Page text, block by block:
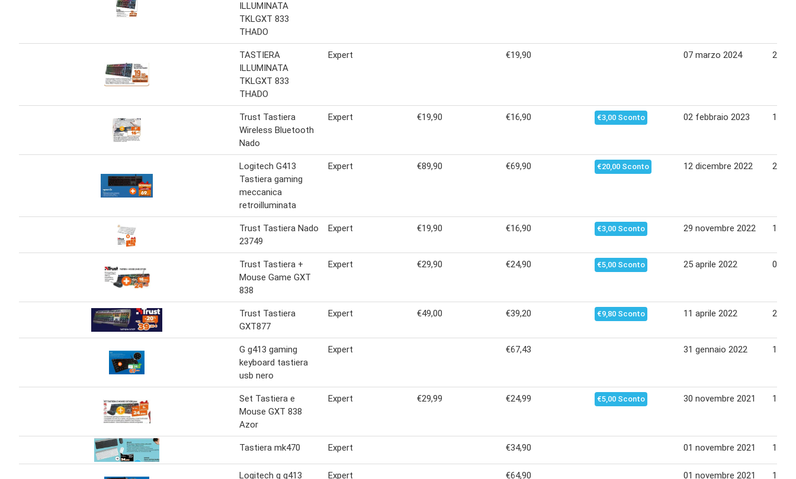
ILLUMINATA
TKLGXT 833
THADO
TASTIERA
ILLUMINATA
TKLGXT 833
THADO
Expert €19,90 07 marzo 2024 20
Trust Tastiera
Wireless Bluetooth
Nado
Expert €19,90 €16,90 €3,00 Sconto 02 febbraio 2023 15
Logitech G413
Tastiera gaming
meccanica
retroilluminata
Expert €89,90 €69,90 €20,00 Sconto 12 dicembre 2022 24
Trust Tastiera Nado
23749
Expert €19,90 €16,90 €3,00 Sconto 29 novembre 2022 11
Trust Tastiera +
Mouse Game GXT
838
Expert €29,90 €24,90 €5,00 Sconto 25 aprile 2022 08
Trust Tastiera
GXT877
Expert €49,00 €39,20 €9,80 Sconto 11 aprile 2022 24
G g413 gaming
keyboard tastiera
usb nero
Expert €67,43 31 gennaio 2022 13
Set Tastiera e
Mouse GXT 838
Azor
Expert €29,99 €24,99 €5,00 Sconto 30 novembre 2021 12
Tastiera mk470 Expert €34,90 01 novembre 2021 14
Logitech g g413 Expert €64,90 01 novembre 2021 14